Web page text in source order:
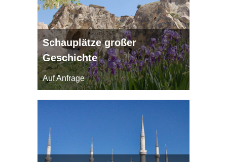
Schauplätze großer
Geschichte
Auf Anfrage